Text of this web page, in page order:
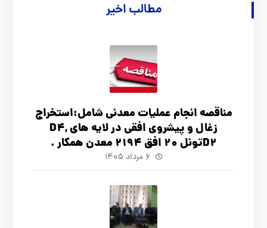
مطالب اخیر
مناقصه انجام عملیات معدنی شامل:استخراج
زغال و پیشروی افقی در لایه های D4,
D2تونل 20 افق 2194 معدن همکار .
۶ مرداد ۱۴۰۵